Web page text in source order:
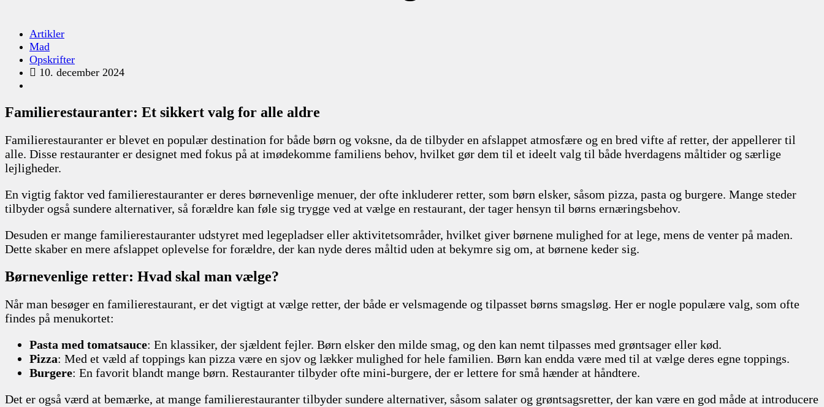
Artikler
Mad
Opskrifter
10. december 2024
Familierestauranter: Et sikkert valg for alle aldre
Familierestauranter er blevet en populær destination for både børn og voksne, da de tilbyder en afslappet atmosfære og en bred vifte af retter, der appellerer til
alle. Disse restauranter er designet med fokus på at imødekomme familiens behov, hvilket gør dem til et ideelt valg til både hverdagens måltider og særlige
lejligheder.
En vigtig faktor ved familierestauranter er deres børnevenlige menuer, der ofte inkluderer retter, som børn elsker, såsom pizza, pasta og burgere. Mange steder
tilbyder også sundere alternativer, så forældre kan føle sig trygge ved at vælge en restaurant, der tager hensyn til børns ernæringsbehov.
Desuden er mange familierestauranter udstyret med legepladser eller aktivitetsområder, hvilket giver børnene mulighed for at lege, mens de venter på maden.
Dette skaber en mere afslappet oplevelse for forældre, der kan nyde deres måltid uden at bekymre sig om, at børnene keder sig.
Børnevenlige retter: Hvad skal man vælge?
Når man besøger en familierestaurant, er det vigtigt at vælge retter, der både er velsmagende og tilpasset børns smagsløg. Her er nogle populære valg, som ofte
findes på menukortet:
Pasta med tomatsauce: En klassiker, der sjældent fejler. Børn elsker den milde smag, og den kan nemt tilpasses med grøntsager eller kød.
Pizza: Med et væld af toppings kan pizza være en sjov og lækker mulighed for hele familien. Børn kan endda være med til at vælge deres egne toppings.
Burgere: En favorit blandt mange børn. Restauranter tilbyder ofte mini-burgere, der er lettere for små hænder at håndtere.
Det er også værd at bemærke, at mange familierestauranter tilbyder sundere alternativer, såsom salater og grøntsagsretter, der kan være en god måde at introducere